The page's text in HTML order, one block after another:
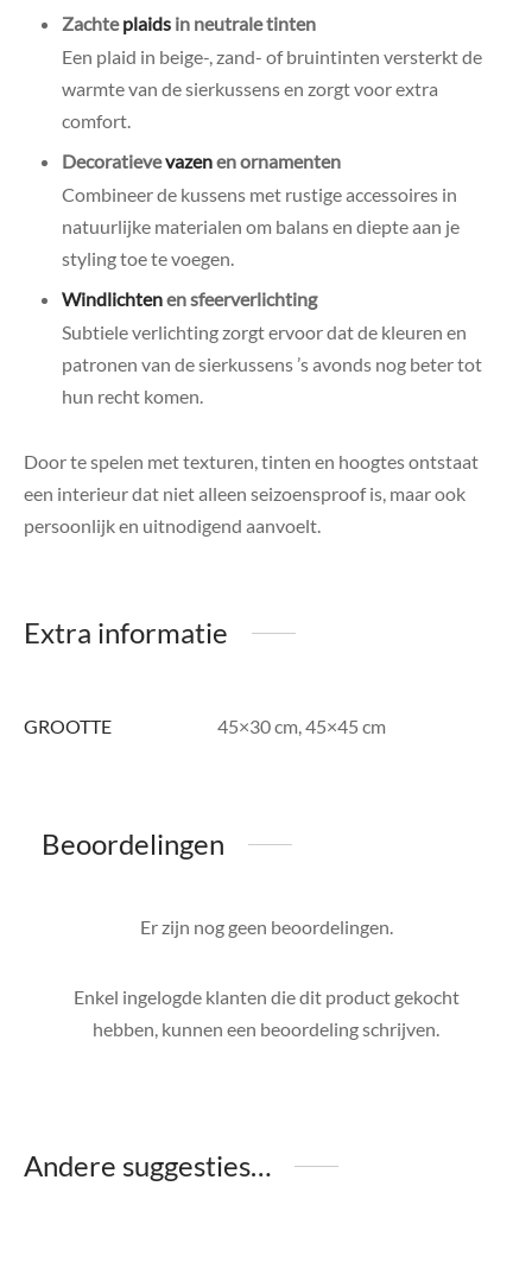
Zachteplaidsin neutrale tinten
Een plaid in beige-, zand- of bruintinten versterkt de
warmte van de sierkussens en zorgt voor extra
comfort.
Decoratievevazenen ornamenten
Combineer de kussens met rustige accessoires in
natuurlijke materialen om balans en diepte aan je
styling toe te voegen.
Windlichtenen sfeerverlichting
Subtiele verlichting zorgt ervoor dat de kleuren en
patronen van de sierkussens ’s avonds nog beter tot
hun recht komen.
Door te spelen met texturen, tinten en hoogtes ontstaat
een interieur dat niet alleen seizoensproof is, maar ook
persoonlijk en uitnodigend aanvoelt.
Extra informatie
GROOTTE 45×30 cm, 45×45 cm
Beoordelingen
Er zijn nog geen beoordelingen.
Enkel ingelogde klanten die dit product gekocht
hebben, kunnen een beoordeling schrijven.
Andere suggesties…